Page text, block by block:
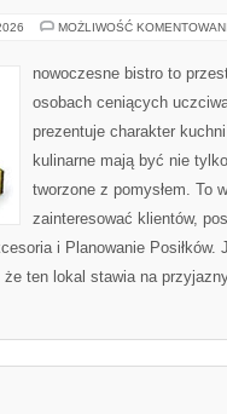
MOŻLIWOŚĆ
nowoczesne bistro to
osobach ceniących
prezentuje charakter
kulinarne mają być nie
tworzone z pomysłem. To
zainteresować klientów,
i Planowanie Posiłków.
ten lokal stawia na